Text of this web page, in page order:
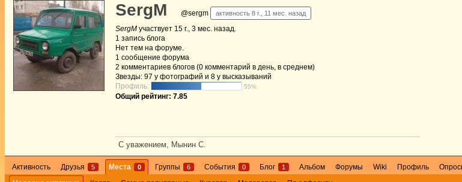
SergM @sergm активность 8 г., 11 мес. назад
SergM участвует 15 г., 3 мес. назад.
1 запись блога
Нет тем на форуме.
1 сообщение форума
2 комментариев блогов (0 комментарий в день, в среднем)
Звезды: 97 у фотографий и 8 у высказываний
Профиль:
55%
Общий рейтинг: 7.85
С уважением, Мынин С.
Активность Друзья 5 Места 0 Группы 6 События 0 Блог 1 Альбом Форумы Wiki Профиль